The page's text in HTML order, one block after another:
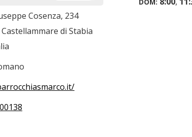
Cosenza, 234
di Stabia
DOM: